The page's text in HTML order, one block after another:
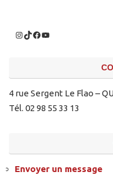
4 rue Sergent Le Flao –
Tél. 02 98 55 33 13
Envoyer un message